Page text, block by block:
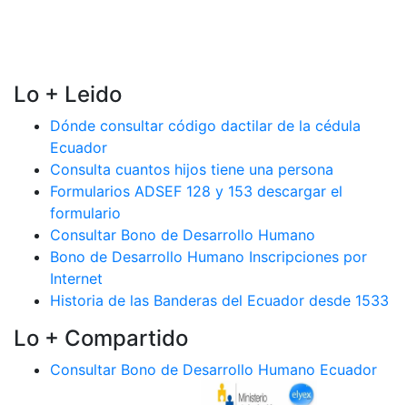
Lo + Leido
Dónde consultar código dactilar de la cédula
Ecuador
Consulta cuantos hijos tiene una persona
Formularios ADSEF 128 y 153 descargar el
formulario
Consultar Bono de Desarrollo Humano
Bono de Desarrollo Humano Inscripciones por
Internet
Historia de las Banderas del Ecuador desde 1533
Lo + Compartido
Consultar Bono de Desarrollo Humano Ecuador